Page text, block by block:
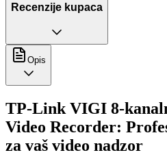
Recenzije kupaca
Opis
TP-Link VIGI 8-
Video Recorder:
za vaš video nadzor